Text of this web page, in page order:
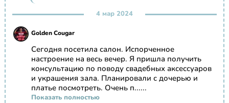
4 мар 2024
Golden Cougar
Сегодня посетила салон. Испорченное
настроение на весь вечер. Я пришла получить
консультацию по поводу свадебных аксессуаров
и украшения зала. Планировали с дочерью и
платье посмотреть. Очень п......
Показать полностью